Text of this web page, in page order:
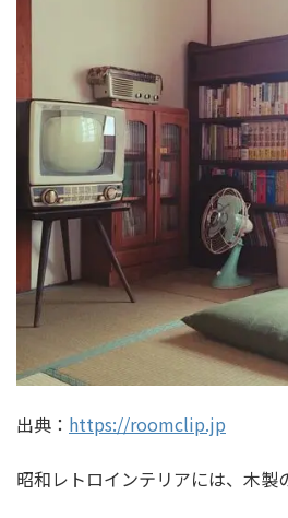
出典： https://roomclip.jp
昭和レトロインテリアには、木製